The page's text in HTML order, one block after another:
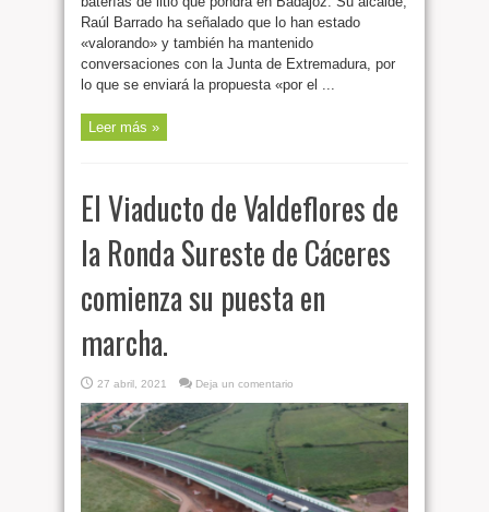
Raúl Barrado ha señalado que lo han estado
«valorando» y también ha mantenido
conversaciones con la Junta de Extremadura, por
lo que se enviará la propuesta «por el ...
Leer más »
El Viaducto de Valdeflores de
la Ronda Sureste de Cáceres
comienza su puesta en
marcha.
27 abril, 2021 Deja un comentario